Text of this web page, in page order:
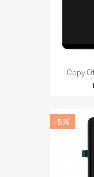
Copy
-5%